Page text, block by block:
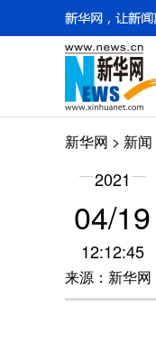
新华网 > 新闻
2021
04/19
12:12:45
来源：新华网